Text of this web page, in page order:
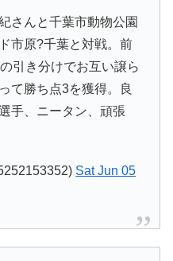
さんと千葉市動物公園
市原?千葉と対戦。前
引き分けでお互い譲ら
て勝ち点3を獲得。良
手、ニータン、頑張
Sat Jun 05